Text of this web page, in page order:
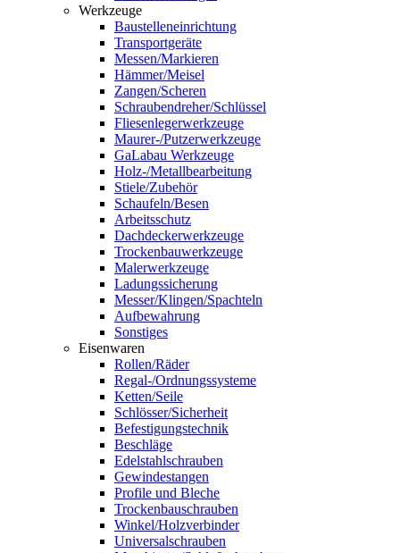
Werkzeuge
Baustelleneinrichtung
Transportgeräte
Messen/Markieren
Hämmer/Meisel
Zangen/Scheren
Schraubendreher/Schlüssel
Fliesenlegerwerkzeuge
Maurer-/Putzerwerkzeuge
GaLabau Werkzeuge
Holz-/Metallbearbeitung
Stiele/Zubehör
Schaufeln/Besen
Arbeitsschutz
Dachdeckerwerkzeuge
Trockenbauwerkzeuge
Malerwerkzeuge
Ladungssicherung
Messer/Klingen/Spachteln
Aufbewahrung
Sonstiges
Eisenwaren
Rollen/Räder
Regal-/Ordnungssysteme
Ketten/Seile
Schlösser/Sicherheit
Befestigungstechnik
Beschläge
Edelstahlschrauben
Gewindestangen
Profile und Bleche
Trockenbauschrauben
Winkel/Holzverbinder
Universalschrauben